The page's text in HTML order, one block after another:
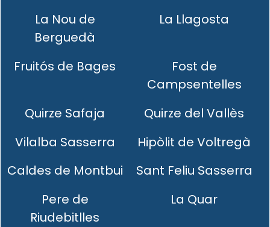
La Nou de
Berguedà
La Llagosta
Fruitós de Bages
Fost de
Campsentelles
Quirze Safaja
Quirze del Vallès
Vilalba Sasserra
Hipòlit de Voltregà
Caldes de Montbui
Sant Feliu Sasserra
Pere de
Riudebitlles
La Quar